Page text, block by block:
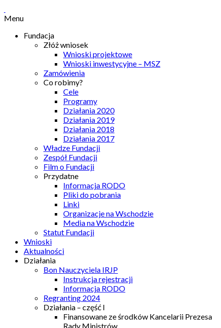
Menu
Fundacja
Złóż wniosek
Wnioski projektowe
Wnioski inwestycyjne – MSZ
Zamówienia
Co robimy?
Cele
Programy
Działania 2020
Działania 2019
Działania 2018
Działania 2017
Władze Fundacji
Zespół Fundacji
Film o Fundacji
Przydatne
Informacja RODO
Pliki do pobrania
Linki
Organizacje na Wschodzie
Media na Wschodzie
Statut Fundacji
Wnioski
Aktualności
Działania
Bon Nauczyciela IRJP
Instrukcja rejestracji
Informacja RODO
Regranting 2024
Działania – część I
Finansowane ze środków Kancelarii Prezesa
Rady Ministrów